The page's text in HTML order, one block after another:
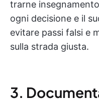
trarne
ogni decisione e il
evitare passi falsi e
sulla strada giusta.
3.